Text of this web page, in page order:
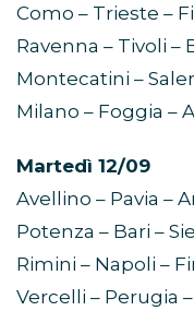
Como – Trieste –
Ravenna – Tivoli –
Montecatini –
Milano – Foggia –
Martedì 12/09
Avellino – Pavia –
Potenza – Bari –
Rimini – Napoli –
Vercelli – Perugia